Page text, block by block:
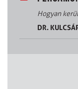
Hogyan
DR.